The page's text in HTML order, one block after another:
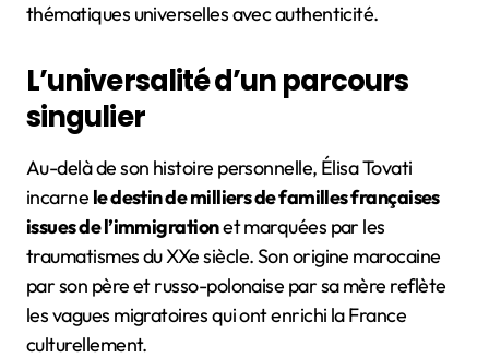
thématiques universelles avec authenticité.
L’universalité d’un parcours
singulier
Au-delà de son histoire personnelle, Élisa Tovati
incarne le destin de milliers de familles françaises
issues de l’immigrationet marquées par les
traumatismes du XXe siècle. Son origine marocaine
par son père et russo-polonaise par sa mère reflète
les vagues migratoires qui ont enrichi la France
culturellement.